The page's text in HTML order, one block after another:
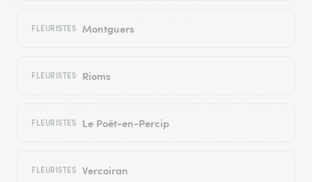
FLEURISTES Montguers
FLEURISTES Rioms
FLEURISTES Le Poët-en-Percip
FLEURISTES Vercoiran